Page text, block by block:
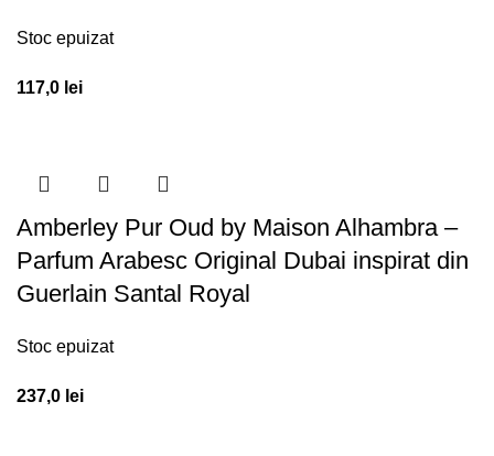
Stoc epuizat
117,0 lei
Amberley Pur Oud by Maison Alhambra –
Parfum Arabesc Original Dubai inspirat din
Guerlain Santal Royal
Stoc epuizat
237,0 lei